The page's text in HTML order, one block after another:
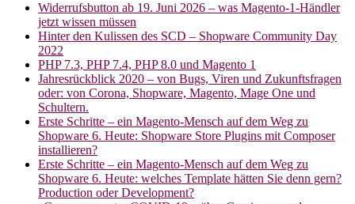
Widerrufsbutton ab 19. Juni 2026 – was Magento-1-Händler
jetzt wissen müssen
Hinter den Kulissen des SCD – Shopware Community Day
2022
PHP 7.3, PHP 7.4, PHP 8.0 und Magento 1
Jahresrückblick 2020 – von Bugs, Viren und Zukunftsfragen
oder: von Corona, Shopware, Magento, Mage One und
Schultern.
Erste Schritte – ein Magento-Mensch auf dem Weg zu
Shopware 6. Heute: Shopware Store Plugins mit Composer
installieren?
Erste Schritte – ein Magento-Mensch auf dem Weg zu
Shopware 6. Heute: welches Template hätten Sie denn gern?
Production oder Development?